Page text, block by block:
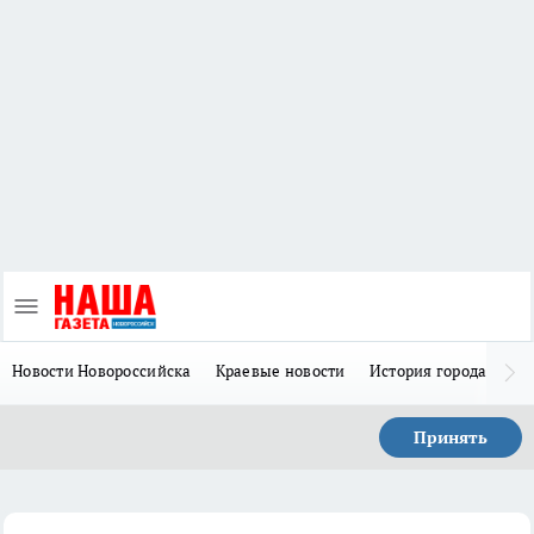
Новости Новороссийска Краевые новости История города Н
Принять